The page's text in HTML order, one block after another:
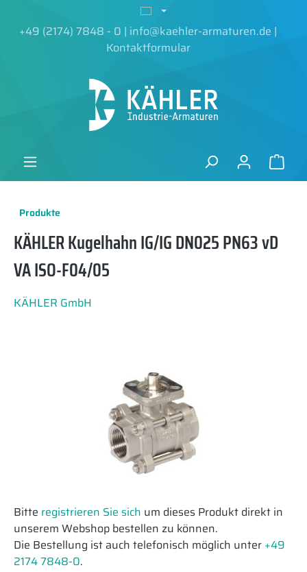
+49 (2174) 7848 - 0 | info@kaehler-armaturen.de |
Kontaktformular
Produkte
KÄHLER Kugelhahn IG/IG DN025 PN63 vD
VA ISO-F04/05
KÄHLER GmbH
Bitte registrieren Sie sich um dieses Produkt direkt in
unserem Webshop bestellen zu können.
Die Bestellung ist auch telefonisch möglich unter +49
2174 7848-0.